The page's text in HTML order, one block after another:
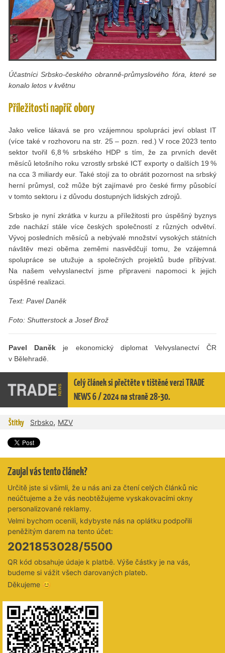
Účastníci Srbsko-českého obranně-průmyslového fóra, které se
konalo letos v květnu
Příležitosti napříč obory
Jako velice lákavá se pro vzájemnou spolupráci jeví oblast IT
(více také v rozhovoru na str. 25 – pozn. red.) V roce 2023 tento
sektor tvořil 6,8 % srbského HDP s tím, že za prvních devět
měsíců letošního roku vzrostly srbské ICT exporty o dalších 19 %
na cca 3 miliardy eur. Také stojí za to obrátit pozornost na srbský
herní průmysl, což může být zajímavé pro české firmy působící
v tomto sektoru i z důvodu dostupných lidských zdrojů.
Srbsko je nyní zkrátka v kurzu a příležitosti pro úspěšný byznys
zde nachází stále více českých společností z různých odvětví.
Vývoj posledních měsíců a nebývalé množství vysokých státních
návštěv mezi oběma zeměmi nasvědčují tomu, že vzájemná
spolupráce se utužuje a společných projektů bude přibývat.
Na našem velvyslanectví jsme připraveni napomoci k jejich
úspěšné realizaci.
Text: Pavel Daněk
Foto: Shutterstock a Josef Brož
Pavel Daněk je ekonomický diplomat Velvyslanectví ČR
v Bělehradě.
Celý článek si přečtěte v tištěné verzi TRADE
NEWS 6 / 2024 na straně 28-30.
Štítky Srbsko, MZV
Zaujal vás tento článek?
Určitě jste si všimli, že u nás ani za čtení celých článků nic
neúčtujeme a že vás neobtěžujeme vyskakovacími okny
personalizované reklamy.
Velmi bychom ocenili, kdybyste nás na oplátku podpořili
peněžitým darem na tento účet:
2021853028/5500
QR kód obsahuje údaje k platbě. Výše částky je na vás,
budeme si vážit všech darovaných plateb.
Děkujeme 😊